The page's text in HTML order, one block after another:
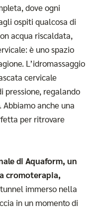
dove ogni
ospiti qualcosa di
acqua riscaldata,
è uno spazio
L’idromassaggio
cervicale
pressione, regalando
Abbiamo anche una
per ritrovare
di Aquaform, un
cromoterapia,
immerso nella
in un momento di